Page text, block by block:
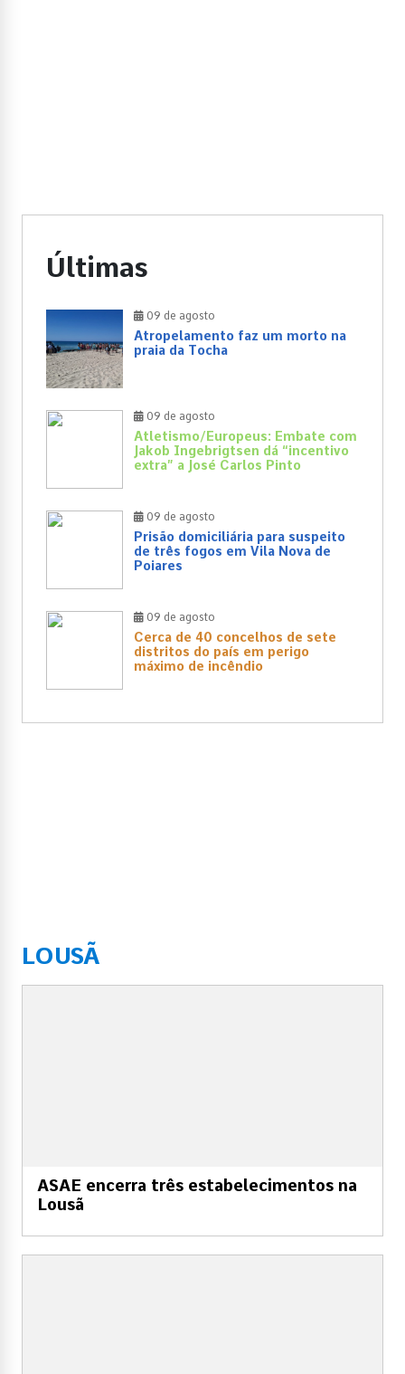
Últimas
09 de agosto
Atropelamento faz um morto na
praia da Tocha
09 de agosto
Atletismo/Europeus: Embate com
Jakob Ingebrigtsen dá “incentivo
extra” a José Carlos Pinto
09 de agosto
Prisão domiciliária para suspeito
de três fogos em Vila Nova de
Poiares
09 de agosto
Cerca de 40 concelhos de sete
distritos do país em perigo
máximo de incêndio
LOUSÃ
ASAE encerra três estabelecimentos na
Lousã